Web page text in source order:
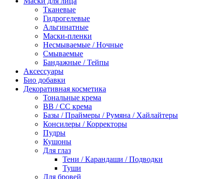
Тканевые
Гидрогелевые
Альгинатные
Маски-пленки
Несмываемые / Ночные
Смываемые
Бандажные / Тейпы
Аксессуары
Био добавки
Декоративная косметика
Тональные крема
BB / СС крема
Базы / Праймеры / Румяна / Хайлайтеры
Консилеры / Корректоры
Пудры
Кушоны
Для глаз
Тени / Карандаши / Подводки
Туши
Для бровей